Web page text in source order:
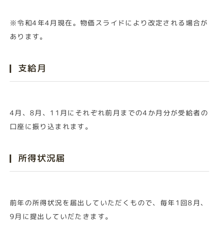
※令和4年4月現在。物価スライドにより改定される場合が
あります。
支給月
4月、8月、11月にそれぞれ前月までの4か月分が受給者の
口座に振り込まれます。​​​
所得状況届
前年の所得状況を届出していただくもので、毎年1回8月、
9月に提出していだたきます。